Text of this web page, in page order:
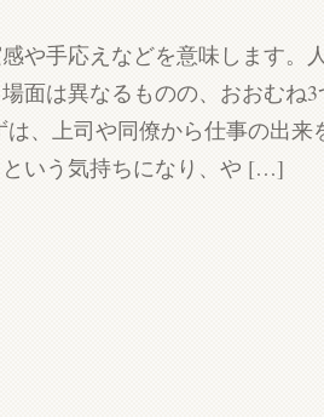
や手応えなどを意味します。
面は異なるものの、おおむね
、上司や同僚から仕事の出来
いう気持ちになり、や […]